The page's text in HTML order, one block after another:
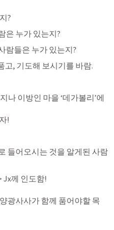
?
은 누가 있는지?
람들은 누가 있는지?
고, 기도해 보시기를 바람.
나 이방인 마을 ‘데가볼리’에
!
들어오시는 것을 알게된 사람
Jx께 인도함!
광사사가 함께 품어야할 목